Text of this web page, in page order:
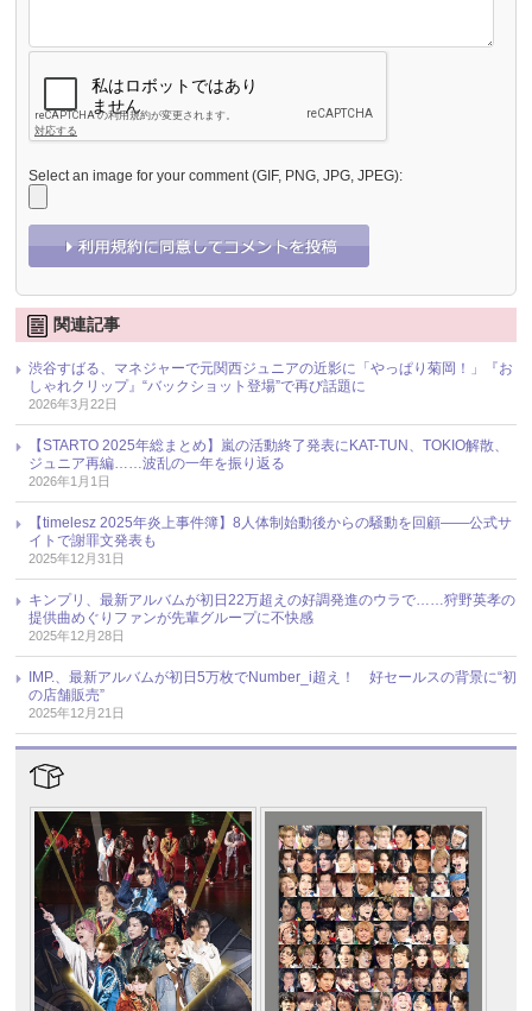
Select an image for your comment (GIF, PNG, JPG, JPEG):
関連記事
渋谷すばる、マネジャーで元関西ジュニアの近影に「やっぱり菊岡！」『お
しゃれクリップ』“バックショット登場”で再び話題に
2026年3月22日
【STARTO 2025年総まとめ】嵐の活動終了発表にKAT-TUN、TOKIO解散、
ジュニア再編……波乱の一年を振り返る
2026年1月1日
【timelesz 2025年炎上事件簿】8人体制始動後からの騒動を回顧――公式サ
イトで謝罪文発表も
2025年12月31日
キンプリ、最新アルバムが初日22万超えの好調発進のウラで……狩野英孝の
提供曲めぐりファンが先輩グループに不快感
2025年12月28日
IMP.、最新アルバムが初日5万枚でNumber_i超え！ 好セールスの背景に“初
の店舗販売”
2025年12月21日